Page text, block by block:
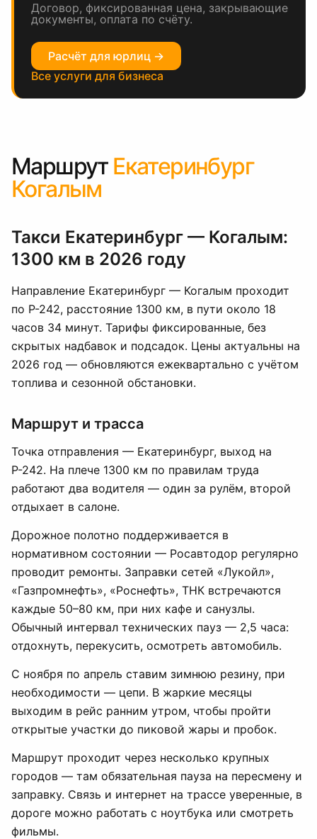
Договор, фиксированная цена, закрывающие
документы, оплата по счёту.
Расчёт для юрлиц →
Все услуги для бизнеса
Маршрут Екатеринбург
Когалым
Такси Екатеринбург — Когалым:
1300 км в 2026 году
Направление Екатеринбург — Когалым проходит
по Р-242, расстояние 1300 км, в пути около 18
часов 34 минут. Тарифы фиксированные, без
скрытых надбавок и подсадок. Цены актуальны на
2026 год — обновляются ежеквартально с учётом
топлива и сезонной обстановки.
Маршрут и трасса
Точка отправления — Екатеринбург, выход на
Р-242. На плече 1300 км по правилам труда
работают два водителя — один за рулём, второй
отдыхает в салоне.
Дорожное полотно поддерживается в
нормативном состоянии — Росавтодор регулярно
проводит ремонты. Заправки сетей «Лукойл»,
«Газпромнефть», «Роснефть», ТНК встречаются
каждые 50–80 км, при них кафе и санузлы.
Обычный интервал технических пауз — 2,5 часа:
отдохнуть, перекусить, осмотреть автомобиль.
С ноября по апрель ставим зимнюю резину, при
необходимости — цепи. В жаркие месяцы
выходим в рейс ранним утром, чтобы пройти
открытые участки до пиковой жары и пробок.
Маршрут проходит через несколько крупных
городов — там обязательная пауза на пересмену и
заправку. Связь и интернет на трассе уверенные, в
дороге можно работать с ноутбука или смотреть
фильмы.